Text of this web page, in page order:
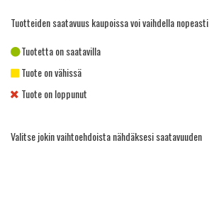
Tuotteiden saatavuus kaupoissa voi vaihdella nopeasti.
Tuotetta on saatavilla
Tuote on vähissä
Tuote on loppunut
Valitse jokin vaihtoehdoista nähdäksesi saatavuuden